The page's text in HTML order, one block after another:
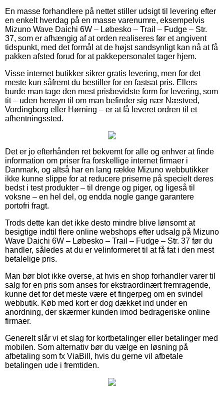
En masse forhandlere på nettet stiller udsigt til levering efter
en enkelt hverdag på en masse varenumre, eksempelvis
Mizuno Wave Daichi 6W – Løbesko – Trail – Fudge – Str.
37, som er afhængig af at orden realiseres før et angivent
tidspunkt, med det formål at de højst sandsynligt kan nå at få
pakken afsted forud for at pakkepersonalet tager hjem.
Visse internet butikker sikrer gratis levering, men for det
meste kun såfremt du bestiller for en fastsat pris. Ellers
burde man tage den mest prisbevidste form for levering, som
tit – uden hensyn til om man befinder sig nær Næstved,
Vordingborg eller Hørning – er at få leveret ordren til et
afhentningssted.
Det er jo efterhånden ret bekvemt for alle og enhver at finde
information om priser fra forskellige internet firmaer i
Danmark, og altså har en lang række Mizuno webbutikker
ikke kunne slippe for at reducere priserne på specielt deres
bedst i test produkter – til drenge og piger, og ligeså til
voksne – en hel del, og endda nogle gange garantere
portofri fragt.
Trods dette kan det ikke desto mindre blive lønsomt at
besigtige indtil flere online webshops efter udsalg på Mizuno
Wave Daichi 6W – Løbesko – Trail – Fudge – Str. 37 før du
handler, således at du er velinformeret til at få fat i den mest
betalelige pris.
Man bør blot ikke overse, at hvis en shop forhandler varer til
salg for en pris som anses for ekstraordinært fremragende,
kunne det for det meste være et fingerpeg om en svindel
webbutik. Køb med kort er dog dækket ind under en
anordning, der skærmer kunden imod bedrageriske online
firmaer.
Generelt slår vi et slag for kortbetalinger eller betalinger med
mobilen. Som alternativ bør du vælge en løsning på
afbetaling som fx ViaBill, hvis du gerne vil afbetale
betalingen ude i fremtiden.